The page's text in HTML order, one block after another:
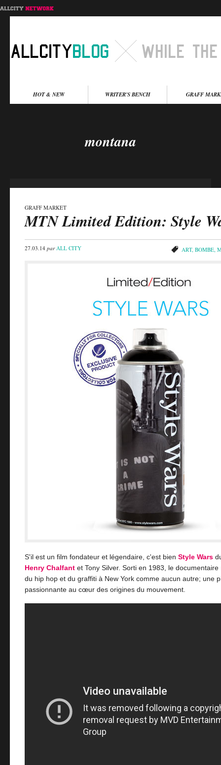
Aller au contenu
Aller au contenu
HOT & NEW WRITER'S BENCH GRAFF
montana
GRAFF MARKET
MTN Limited Edition: Style
27.03.14 par ALL CITY ART, BOMBE
S'il est un film fondateur et légendaire, c'est bien Style Wars
Henry Chalfant et Tony Silver. Sorti en 1983, le
du hip hop et du graffiti à New York comme aucun autre; une
passionnante au cœur des origines du mouvement.